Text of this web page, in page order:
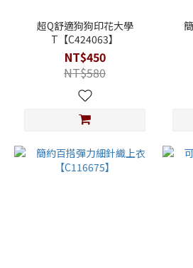
超Q舒適狗狗印花大學
T【C424063】
NT$450
NT$580